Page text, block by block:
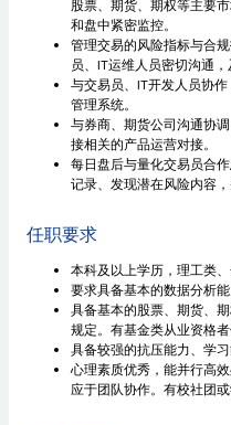
股票、期货、期权等主要
和盘中紧密监控。
管理交易的风险指标与合
员、IT运维人员密切沟通，
与交易员、IT开发人员协
管理系统。
与券商、期货公司沟通协
接相关的产品运营对接。
每日盘后与量化交易员合
记录、发现潜在风险内容
任职要求
本科及以上学历，理工类
要求具备基本的数据分析
具备基本的股票、期货、
规定。有基金类从业资格者
具备较强的抗压能力、学
心理素质优秀，能并行高
应于团队协作。有校社团